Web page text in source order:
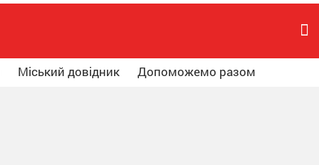
Міський довідник Допоможемо разом